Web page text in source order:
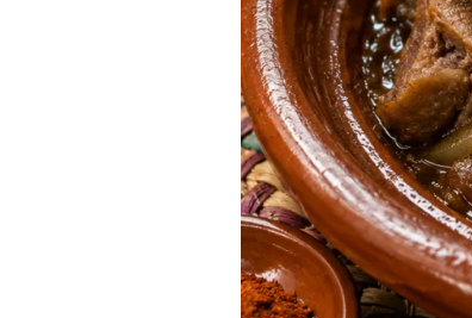
Tagín de xai amb prunes